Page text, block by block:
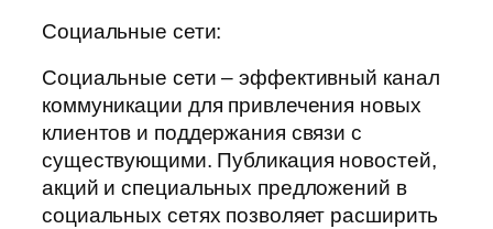
Социальные сети:
Социальные сети – эффективный канал
коммуникации для привлечения новых
клиентов и поддержания связи с
существующими. Публикация новостей,
акций и специальных предложений в
социальных сетях позволяет расширить